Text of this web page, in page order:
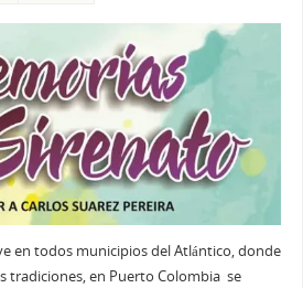
en todos municipios del Atlántico, donde
tradiciones, en Puerto Colombia se